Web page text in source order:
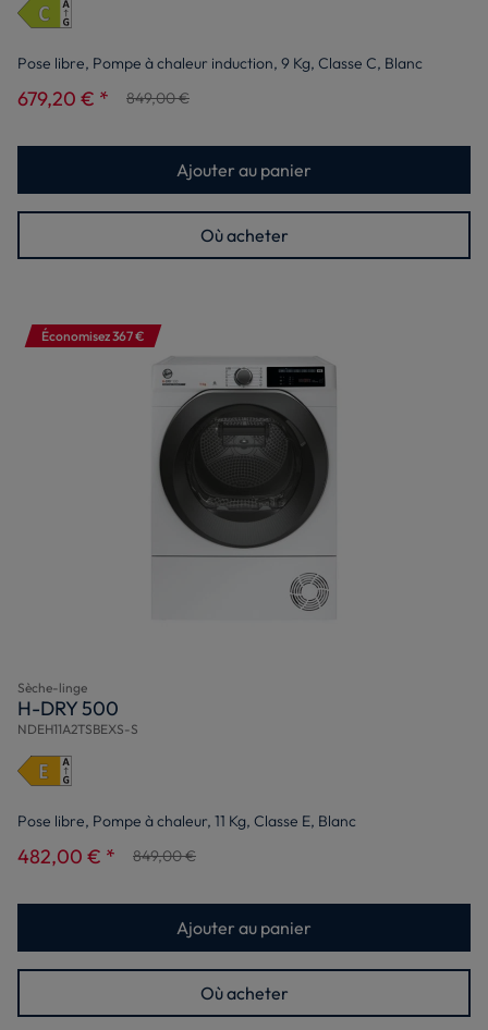
Pose libre, Pompe à chaleur induction, 9 Kg, Classe C, Blanc
679,20 € * 849,00 €
Ajouter au panier
Où acheter
Économisez 367 €
Sèche-linge
H-DRY 500
NDEH11A2TSBEXS-S
Pose libre, Pompe à chaleur, 11 Kg, Classe E, Blanc
482,00 € * 849,00 €
Ajouter au panier
Où acheter